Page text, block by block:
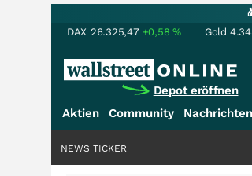
DAX 26.325,47 +0,58% Gold
Depot eröffnen
Aktien Community Nachrichten
NEWS TICKER